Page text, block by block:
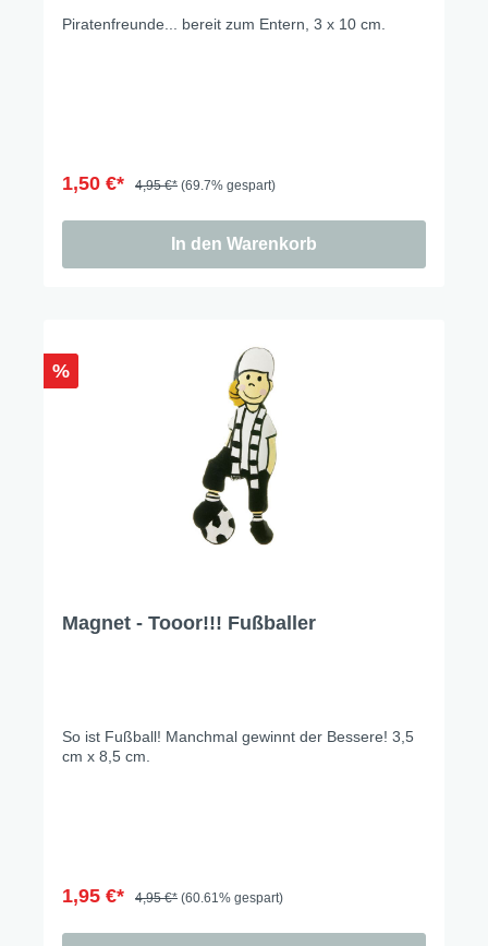
Piratenfreunde... bereit zum Entern, 3 x 10 cm.
1,50 €* 4,95 €* (69.7% gespart)
In den Warenkorb
%
Magnet - Tooor!!! Fußballer
So ist Fußball! Manchmal gewinnt der Bessere! 3,5
cm x 8,5 cm.
1,95 €* 4,95 €* (60.61% gespart)